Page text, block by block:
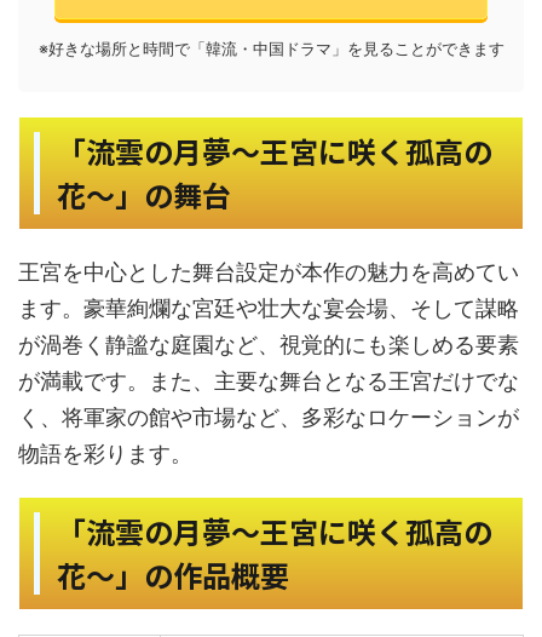
※好きな場所と時間で「韓流・中国ドラマ」を見ることができます
「流雲の月夢～王宮に咲く孤高の
花～」の舞台
王宮を中心とした舞台設定が本作の魅力を高めてい
ます。豪華絢爛な宮廷や壮大な宴会場、そして謀略
が渦巻く静謐な庭園など、視覚的にも楽しめる要素
が満載です。また、主要な舞台となる王宮だけでな
く、将軍家の館や市場など、多彩なロケーションが
物語を彩ります。
「流雲の月夢～王宮に咲く孤高の
花～」の作品概要